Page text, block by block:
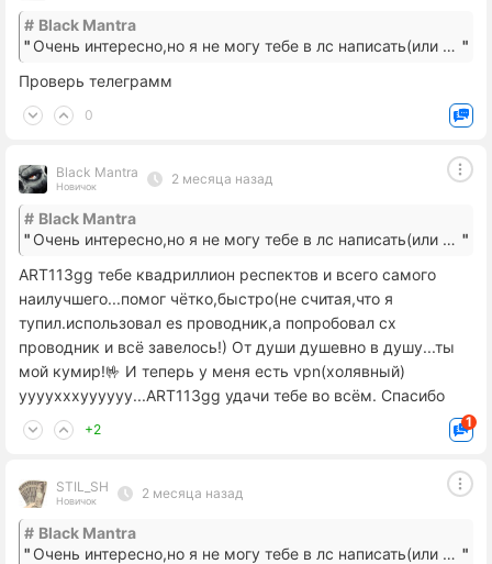
# Black Mantra
Очень интересно,но я не могу тебе в лс написать(или я не понимаю как!? Я новичок как пользователь pdalife)
Проверь телеграмм
0
Black Mantra
Новичок 2 месяца назад
# Black Mantra
Очень интересно,но я не могу тебе в лс написать(или я не понимаю как!? Я новичок как пользователь pdalife)
ART113gg тебе квадриллион респектов и всего самого
наилучшего...помог чётко,быстро(не считая,что я
тупил.использовал es проводник,а попробовал cx
проводник и всё завелось!) От души душевно в душу...ты
мой кумир!🤟 И теперь у меня есть vpn(холявный)
уууухххуууууу...ART113gg удачи тебе во всём. Спасибо
+2 1
STIL_SH
Новичок 2 месяца назад
# Black Mantra
Очень интересно,но я не могу тебе в лс написать(или я не понимаю как!? Я новичок как пользователь pdalife)